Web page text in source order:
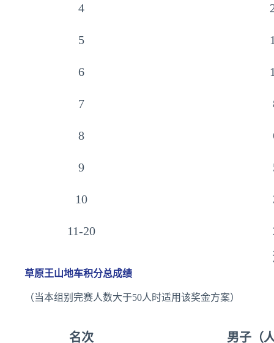
4
5
6
7
8
9
10
11-20
草原王山地车积分总成绩
（当本组别完赛人数大于50人时适用该奖金方案）
名次 男子（